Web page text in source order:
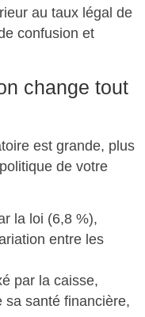
au taux légal de
confusion et
change tout
est grande, plus
de votre
la loi (6,8 %),
entre les
par la caisse,
sa santé financière,